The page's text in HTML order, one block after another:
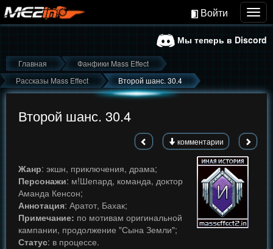
Войти
Мы теперь в Discord
Главная
Фанфики Mass Effect
Рассказы Mass Effect
Второй шанс. 30.4
Второй шанс. 30.4
комментарии
Жанр: экшн, приключения, драма;
Персонажи: м!Шепард, команда, доктор
Аманда Кенсон;
Аннотация: Аратот, Бахак;
Примечание: по мотивам оригинальной
кампании, продолжение "Сына Земли";
Статус: в процессе.